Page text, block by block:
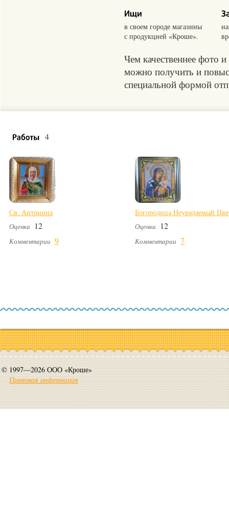
в своем городе магазины
с продукцией «Кроше».
Чем качественнее фото
можно получить и
специальной формой
4
Св. Антонина
Оценка 12
Комментарии 9
Богородица Неувядаемый
Оценка 12
Комментарии 7
© 1997—2026 ООО «Кроше»
Правовая информация